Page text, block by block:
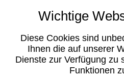
Wichtige
Diese Cookies sind
Ihnen die auf unserer
Dienste zur Verfügung zu
Funktionen